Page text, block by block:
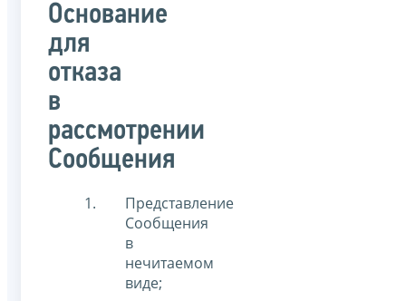
Основание
для
отказа
в
рассмотрении
Сообщения
Представление
Сообщения
в
нечитаемом
виде;